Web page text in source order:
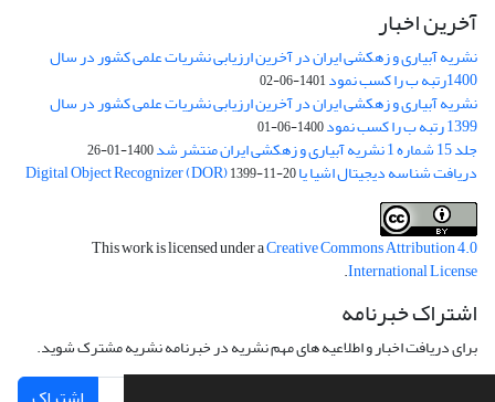
آخرین اخبار
نشریه آبیاری و زهکشی ایران در آخرین ارزیابی نشریات علمی کشور در سال
1400رتبه ب را کسب نمود 1401-06-02
نشریه آبیاری و زهکشی ایران در آخرین ارزیابی نشریات علمی کشور در سال
1399 رتبه ب را کسب نمود 1400-06-01
جلد 15 شماره 1 نشریه آبیاری و زهکشی ایران منتشر شد 1400-01-26
دریافت شناسه دیجیتال اشیا یا Digital Object Recognizer (DOR)1399-11-20
This work is licensed under aCreative Commons Attribution 4.0
International License
.
اشتراک خبرنامه
برای دریافت اخبار و اطلاعیه های مهم نشریه در خبرنامه نشریه مشترک شوید.